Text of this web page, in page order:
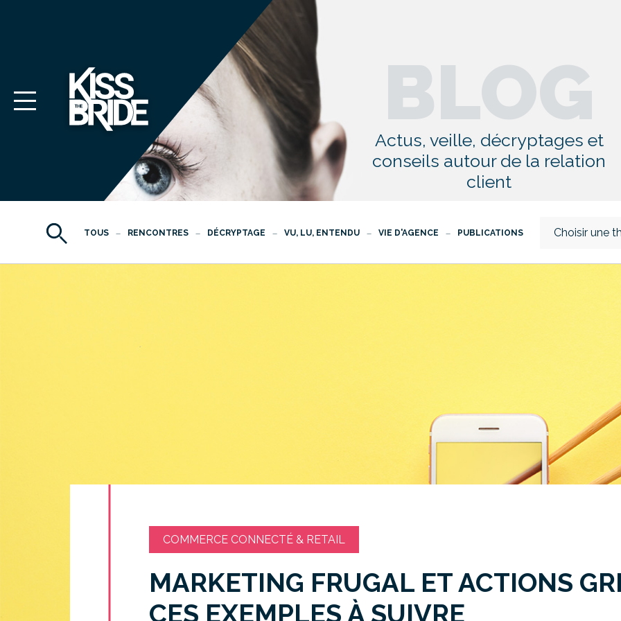
BLOG
Actus, veille, décryptages et
conseils autour de la relation
client
TOUS RENCONTRES DÉCRYPTAGE VU, LU, ENTENDU VIE D'AGENCE PUBLICATIONS Choisir une
COMMERCE CONNECTÉ & RETAIL
MARKETING FRUGAL ET ACTIONS
CES EXEMPLES À SUIVRE